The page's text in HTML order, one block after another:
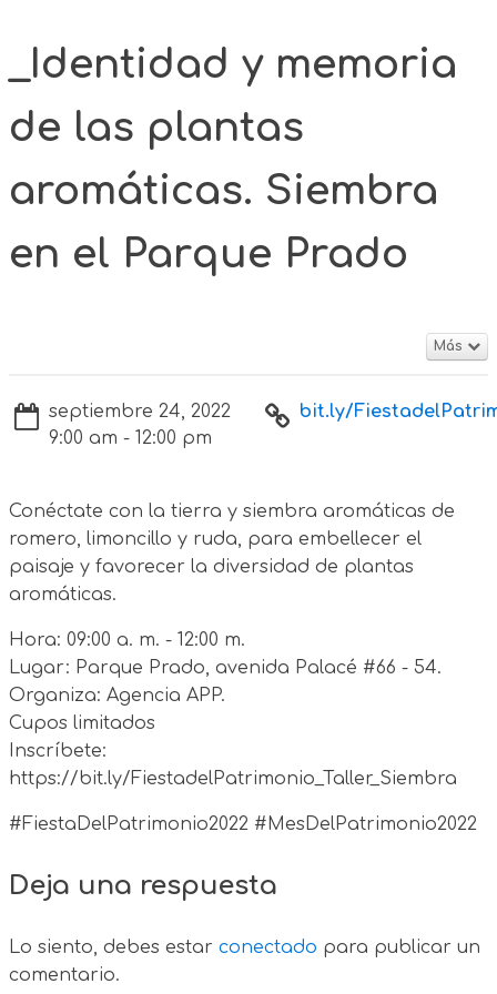
_Identidad y memoria
de las plantas
aromáticas. Siembra
en el Parque Prado
Más
septiembre 24, 2022
9:00 am - 12:00 pm
bit.ly/
Conéctate con la tierra y siembra aromáticas de
romero, limoncillo y ruda, para embellecer el
paisaje y favorecer la diversidad de plantas
aromáticas.
Hora: 09:00 a. m. - 12:00 m.
Lugar: Parque Prado, avenida Palacé #66 - 54.
Organiza: Agencia APP.
Cupos limitados
Inscríbete:
https://bit.ly/FiestadelPatrimonio_Taller_Siembra
#FiestaDelPatrimonio2022 #MesDelPatrimonio2022
Deja una respuesta
Lo siento, debes estar conectado para publicar un
comentario.